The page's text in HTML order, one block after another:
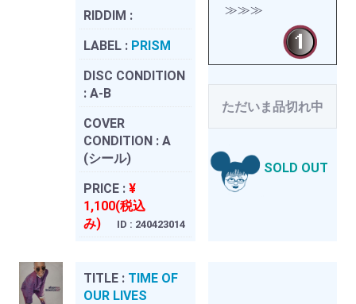
RIDDIM :
LABEL : PRISM
DISC CONDITION
: A-B
COVER
CONDITION : A
(シール)
PRICE : ¥
1,100(税込
み)
ID : 240423014
≫≫≫
ただいま品切れ中
SOLD OUT
TITLE : TIME OF
OUR LIVES